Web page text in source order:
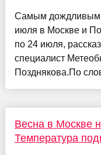
Самым дождливым
июля в Москве и
по 24 июля,
специалист
Позднякова.По
Весна в Москве
Температура